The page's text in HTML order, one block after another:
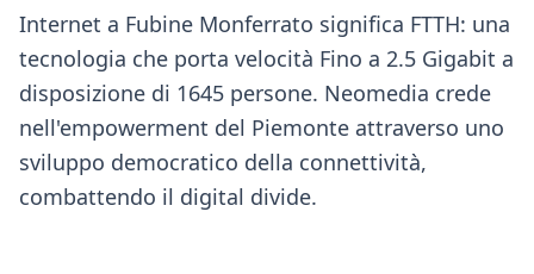
Internet a Fubine Monferrato significa FTTH: una
tecnologia che porta velocità Fino a 2.5 Gigabit a
disposizione di 1645 persone. Neomedia crede
nell'empowerment del Piemonte attraverso uno
sviluppo democratico della connettività,
combattendo il digital divide.